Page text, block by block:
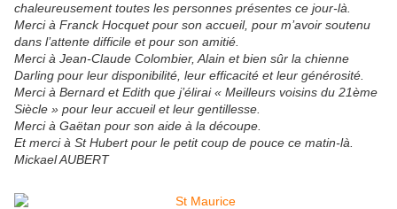
chaleureusement toutes les personnes présentes ce jour-là.
Merci à Franck Hocquet pour son accueil, pour m’avoir soutenu
dans l’attente difficile et pour son amitié.
Merci à Jean-Claude Colombier, Alain et bien sûr la chienne
Darling pour leur disponibilité, leur efficacité et leur générosité.
Merci à Bernard et Edith que j’élirai « Meilleurs voisins du 21ème
Siècle » pour leur accueil et leur gentillesse.
Merci à Gaëtan pour son aide à la découpe.
Et merci à St Hubert pour le petit coup de pouce ce matin-là.
Mickael AUBERT